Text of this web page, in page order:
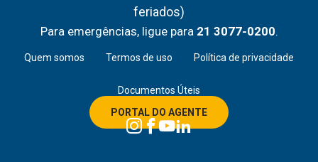
feriados)
Para emergências, ligue para 21 3077-0200.
Quem somos Termos de uso Política de privacidade
Documentos Úteis
PORTAL DO AGENTE